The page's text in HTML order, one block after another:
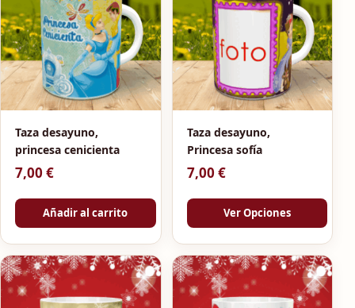
Taza desayuno,
princesa cenicienta
7,00 €
Añadir al carrito
Taza desayuno,
Princesa sofía
7,00 €
Ver Opciones